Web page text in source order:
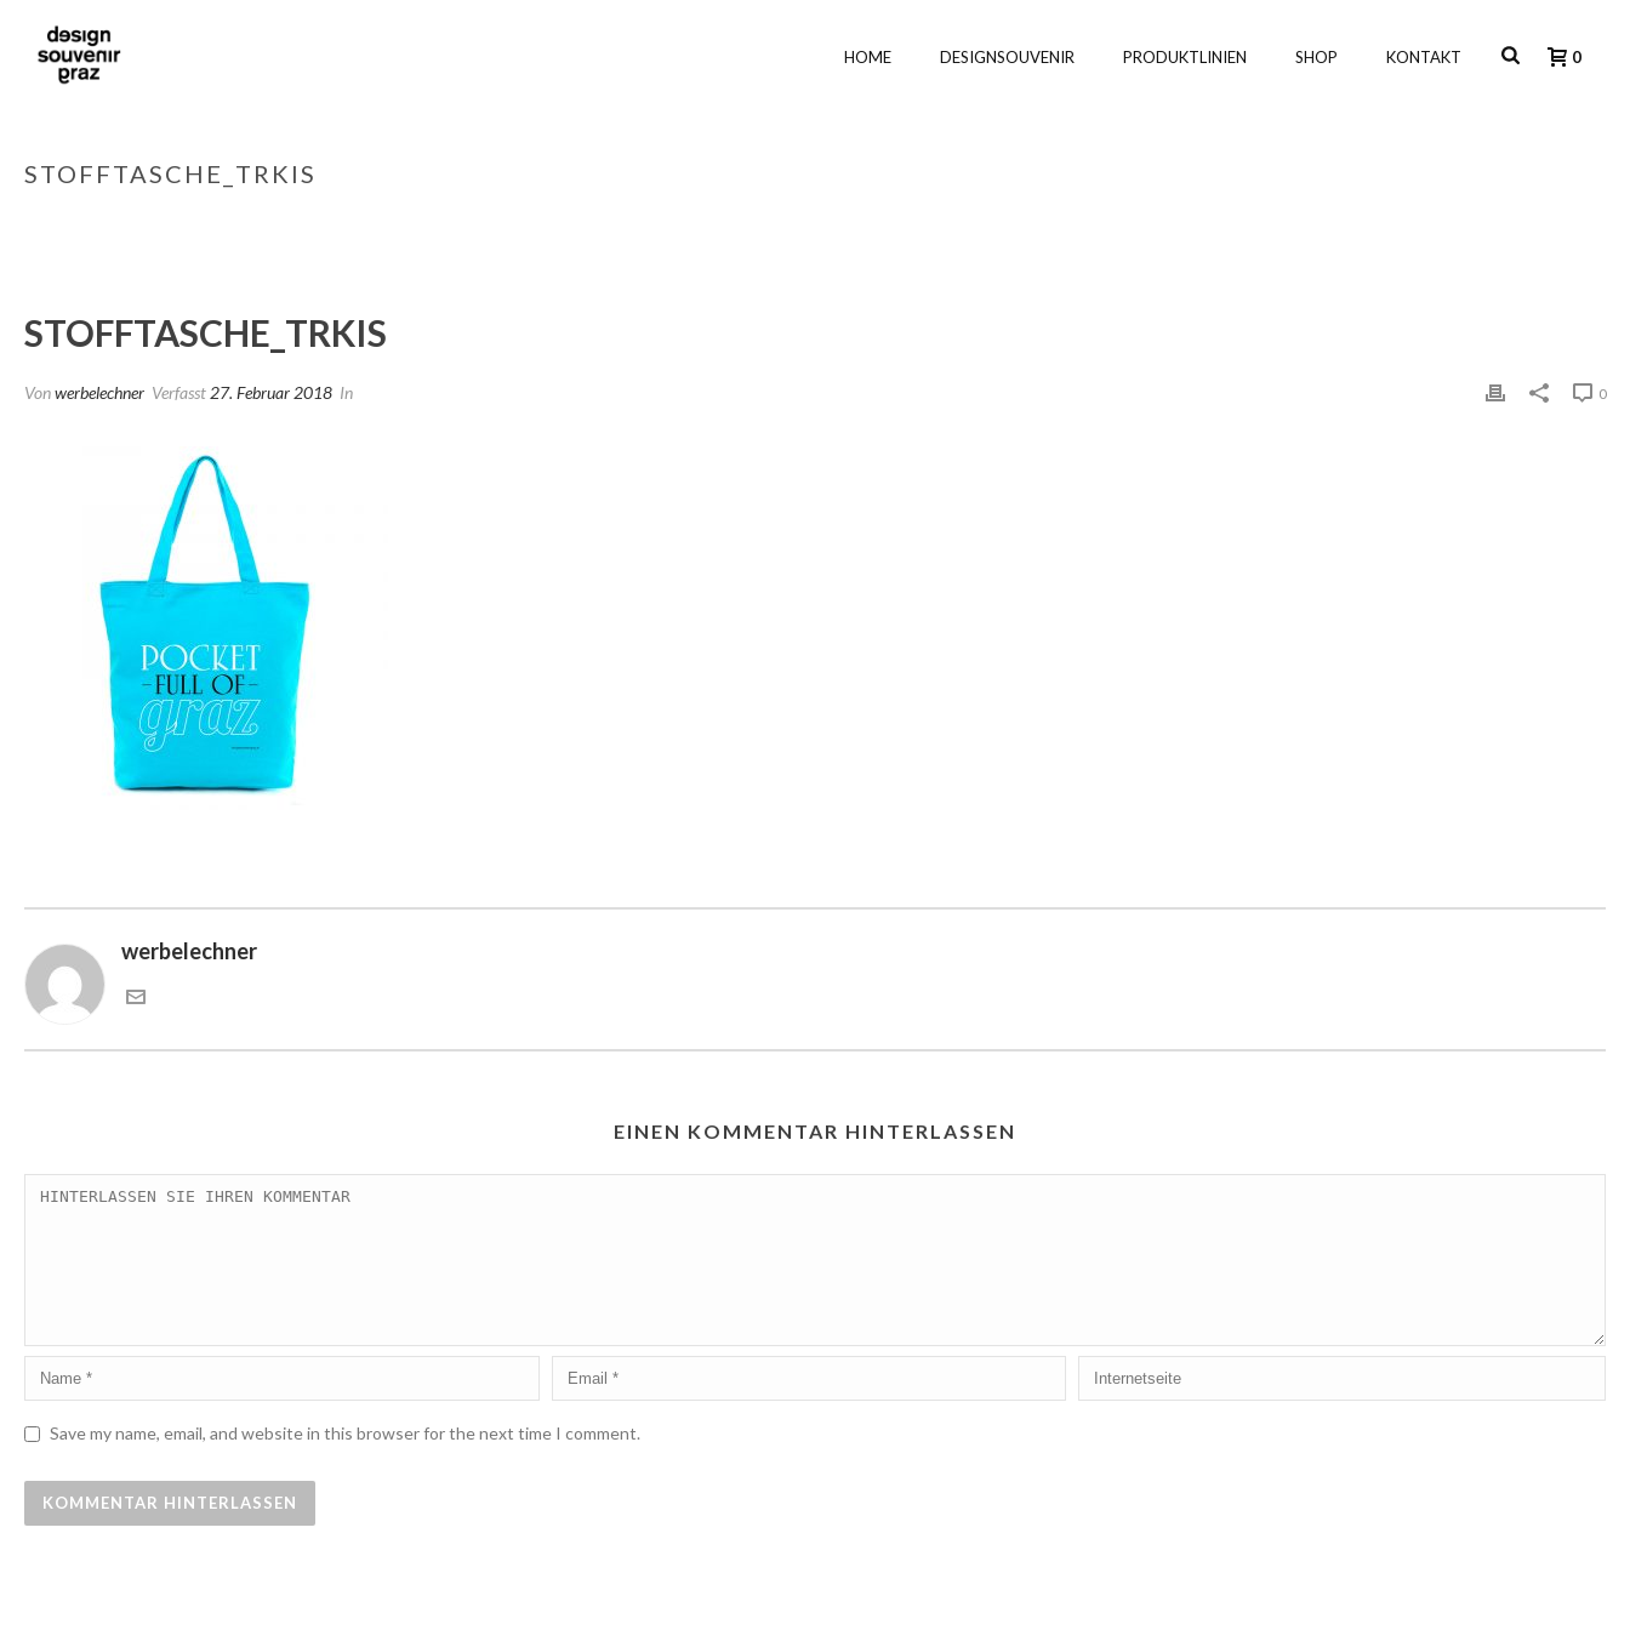
HOME DESIGNSOUVENIR PRODUKTLINIEN SHOP KONTAKT 0
STOFFTASCHE_TRKIS
STOFFTASCHE_TRKIS
Vonwerbelechner Verfasst 27. Februar 2018 In 0
werbelechner
EINEN KOMMENTAR HINTERLASSEN
Save my name, email, and website in this browser for the next time I comment.